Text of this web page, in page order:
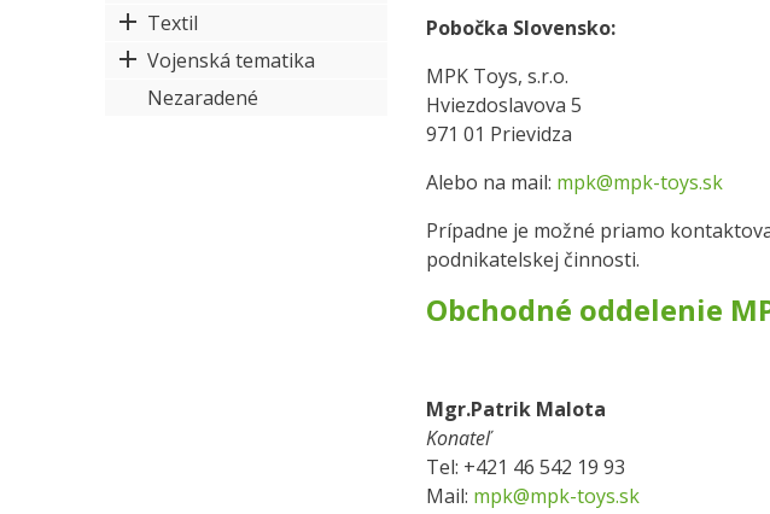
Textil
Vojenská tematika
Nezaradené
Pobočka Slovensko:
MPK Toys, s.r.o.
Hviezdoslavova 5
971 01 Prievidza
Alebo na mail: mpk@mpk-toys.sk
Prípadne je možné priamo
podnikatelskej činnosti.
Obchodné oddelenie
Mgr.Patrik Malota
Konateľ
Tel: +421 46 542 19 93
Mail: mpk@mpk-toys.sk